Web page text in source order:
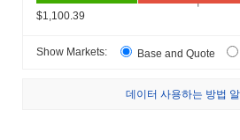
$1,100.39
Show Markets: Base and Quote
데이터 사용하는 방법